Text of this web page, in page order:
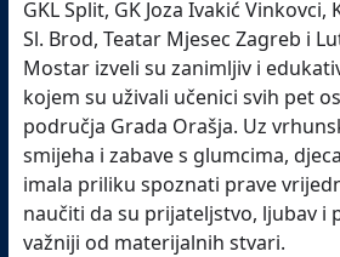
GKL Split, GK Joza Ivakić Vinkovci,
Sl. Brod, Teatar Mjesec Zagreb i
Mostar izveli su zanimljiv i
kojem su uživali učenici svih pet
područja Grada Orašja. Uz
smijeha i zabave s glumcima,
imala priliku spoznati prave
naučiti da su prijateljstvo, ljubav i
važniji od materijalnih stvari.